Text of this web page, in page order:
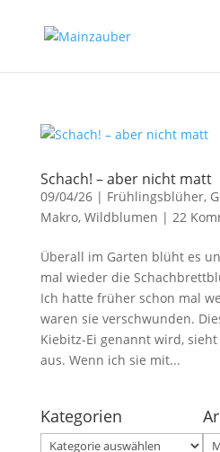
Schach! – aber nicht matt
09/04/26| Frühlingsblüher,
Makro, Wildblumen | 22
Überall im Garten blüht es
mal wieder die
Ich hatte früher schon mal
waren sie verschwunden.
Kiebitz-Ei genannt wird,
aus. Wenn ich sie mit...
Kategorien
Kategorien